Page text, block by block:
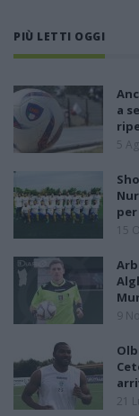
PIÙ LETTI OGGI
a
5
per
15
9
21